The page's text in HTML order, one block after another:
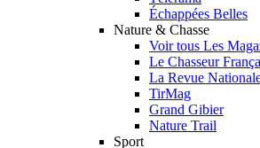
Échappées Belles
Nature & Chasse
Voir tous Les
Le Chasseur
La Revue
TirMag
Grand Gibier
Nature Trail
Sport